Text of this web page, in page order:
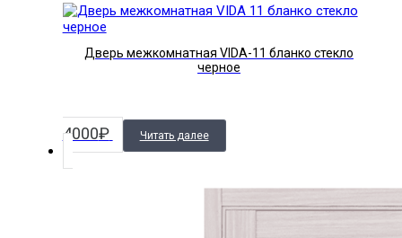
Дверь межкомнатная VIDA-11 бланко стекло
черное
4000₽ Читать далее